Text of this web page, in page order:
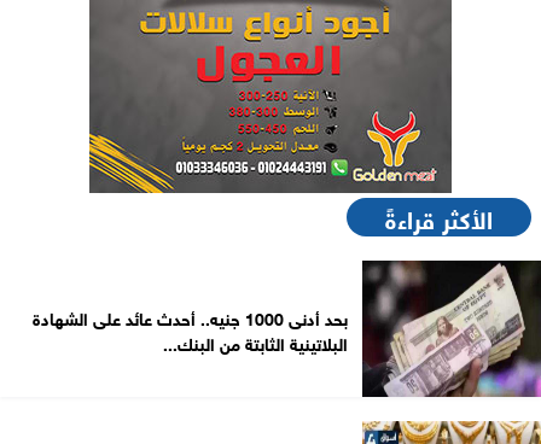
الأكثر قراءةً
بحد أدنى 1000 جنيه.. أحدث عائد على الشهادة
البلاتينية الثابتة من البنك...